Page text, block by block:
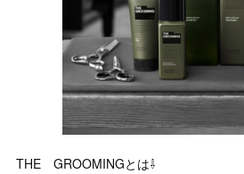
THE GROOMINGとは⇩